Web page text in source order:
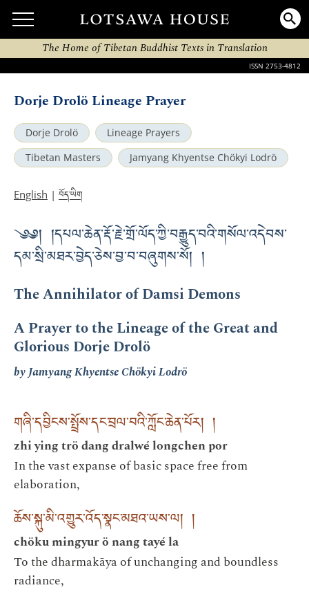
The Home of Tibetan Buddhist Texts in Translation
ISSN 2753-4812
Dorje Drolö Lineage Prayer
Dorje Drolö
Lineage Prayers
Tibetan Masters
Jamyang Khyentse Chökyi Lodrö
English | བོད་ཡིག
༄༅། །དཔལ་ཆེན་རྡོ་རྗེ་གྲོ་ལོད་ཀྱི་བརྒྱུད་བའི་གསོལ་འདེབས་
དམ་སྲི་མཐར་བྱེད་ཅེས་བྱ་བ་བཞུགས་སོ། །
The Annihilator of Damsi Demons
A Prayer to the Lineage of the Great and
Glorious Dorje Drolö
by Jamyang Khyentse Chökyi Lodrö
གཞི་དབྱིངས་སྤྲོས་དང་བྲལ་བའི་ཀློང་ཆེན་པོར། །
zhi ying trö dang dralwé longchen por
In the vast expanse of basic space free from
elaboration,
ཆོས་སྐུ་མི་འགྱུར་འོད་སྣང་མཐའ་ཡས་ལ། །
chöku mingyur ö nang tayé la
To the dharmakāya of unchanging and boundless
radiance,